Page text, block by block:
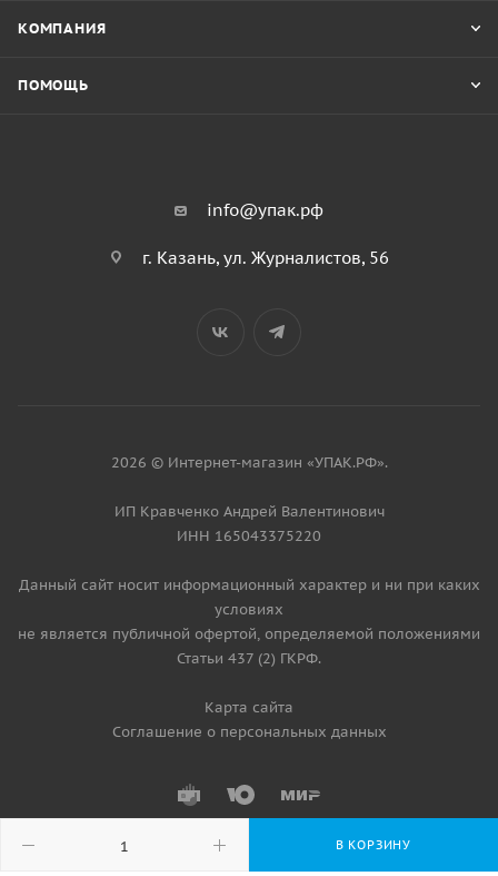
В КОРЗИНУ
КОМПАНИЯ
ПОМОЩЬ
info@упак.рф
г. Казань, ул. Журналистов, 56
2026 © Интернет-магазин «УПАК.РФ».
ИП Кравченко Андрей Валентинович
ИНН 165043375220
Данный сайт носит информационный характер и ни при каких
условиях
не является публичной офертой, определяемой положениями
Статьи 437 (2) ГКРФ.
Карта сайта
Соглашение о персональных данных